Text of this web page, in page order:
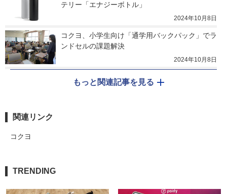
テリー「エナジーボトル」
2024年10月8日
コクヨ、小学生向け「通学用バックパック」でラ
ンドセルの課題解決
2024年10月8日
もっと関連記事を見る
関連リンク
コクヨ
TRENDING